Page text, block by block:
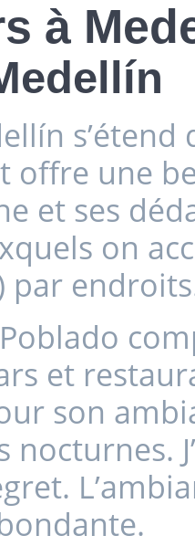
à
s’étend
offre une
et ses
on
par
et
son
nocturnes.